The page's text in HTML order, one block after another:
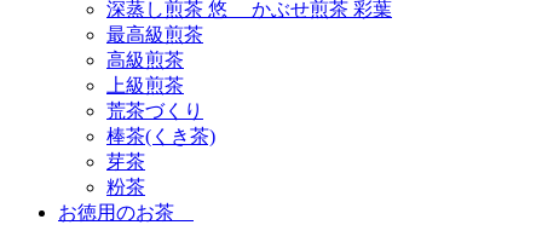
深蒸し煎茶 悠 かぶせ煎茶 彩葉
最高級煎茶
高級煎茶
上級煎茶
荒茶づくり
棒茶(くき茶)
芽茶
粉茶
お徳用のお茶